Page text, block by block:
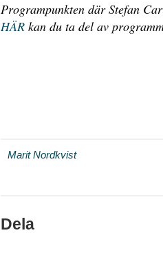
Programpunkten där Stefan
HÄR kan du ta del av
Marit Nordkvist
Dela